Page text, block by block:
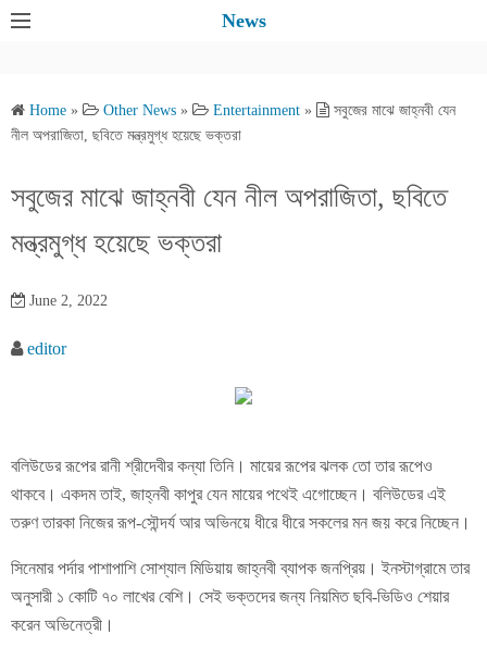
News
Home » Other News » Entertainment »
সবুজের মাঝে জাহ্নবী যেন
নীল অপরাজিতা, ছবিতে মন্ত্রমুগ্ধ হয়েছে ভক্তরা
সবুজের মাঝে জাহ্নবী যেন নীল অপরাজিতা, ছবিতে
মন্ত্রমুগ্ধ হয়েছে ভক্তরা
June 2, 2022
editor
বলিউডের রূপের রানী শ্রীদেবীর কন্যা তিনি। মায়ের রূপের ঝলক তো তার রূপেও
থাকবে। একদম তাই, জাহ্নবী কাপুর যেন মায়ের পথেই এগোচ্ছেন। বলিউডের এই
তরুণ তারকা নিজের রূপ-সৌন্দর্য আর অভিনয়ে ধীরে ধীরে সকলের মন জয় করে নিচ্ছেন।
সিনেমার পর্দার পাশাপাশি সোশ্যাল মিডিয়ায় জাহ্নবী ব্যাপক জনপ্রিয়। ইনস্টাগ্রামে তার
অনুসারী ১ কোটি ৭০ লাখের বেশি। সেই ভক্তদের জন্য নিয়মিত ছবি-ভিডিও শেয়ার
করেন অভিনেত্রী।